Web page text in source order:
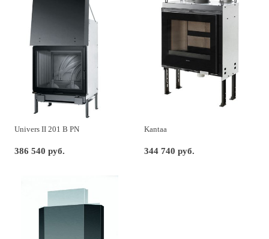
Univers II 201 B PN
386 540 руб.
Kantaa
344 740 руб.